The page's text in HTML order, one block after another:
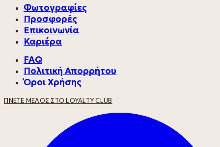
Φωτογραφίες
Προσφορές
Επικοινωνία
Καριέρα
FAQ
Πολιτική Απορρήτου
Όροι Χρήσης
ΓΊΝΕΤΕ ΜΈΛΟΣ ΣΤΟ LOYALTY CLUB